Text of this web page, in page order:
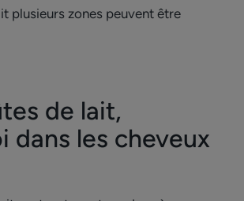
plusieurs zones peuvent être
de lait,
dans les cheveux